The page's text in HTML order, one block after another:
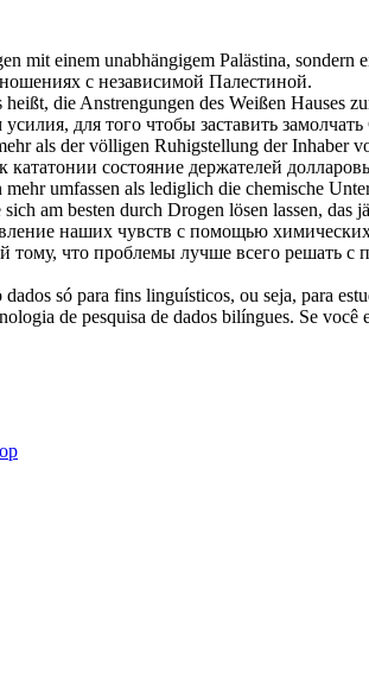
mit einem unabhängigem Palästina, sondern
с независимой Палестиной.
die Anstrengungen des Weißen Hauses
для того чтобы заставить
als der völligen Ruhigstellung der Inhaber
кататонии состояние держателей
umfassen als lediglich die chemische
am besten durch Drogen lösen lassen,
наших чувств с помощью
что проблемы лучше всего решать
só para fins linguísticos, ou seja, para
de pesquisa de dados bilíngues. Se